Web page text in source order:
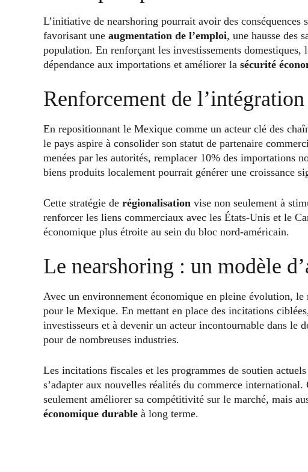
L’initiative de nearshoring pourrait avoir des
favorisant une augmentation de l’emploi, une hausse des
population. En renforçant les investissements domestiques,
dépendance aux importations et améliorer la sécurité
Renforcement de
En repositionnant le Mexique comme un acteur clé des
le pays aspire à consolider son statut de partenaire
menées par les autorités, remplacer 10% des importations
biens produits localement pourrait générer une croissance
Cette stratégie de régionalisation vise non seulement à
renforcer les liens commerciaux avec les États-Unis et le
économique plus étroite au sein du bloc nord-américain.
Le nearshoring : un modèle
Avec un environnement économique en pleine évolution,
pour le Mexique. En mettant en place des incitations
investisseurs et à devenir un acteur incontournable dans le
pour de nombreuses industries.
Les incitations fiscales et les programmes de soutien
s’adapter aux nouvelles réalités du commerce
seulement améliorer sa compétitivité sur le marché, mais
économique durable à long terme.